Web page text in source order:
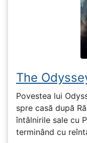
The
Povestea lui
spre casă după
întâlnirile sale cu
terminând cu